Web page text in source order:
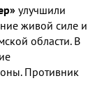
улучшили
живой силе и
области. В
. Противник